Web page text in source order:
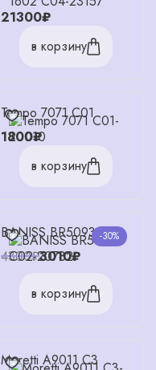
21300₽
в корзину
Tempo 7071 C01
1800₽
в корзину
-30%
BANISS BR5093 C02
4300₽3010₽
в корзину
Moretti A9011 C3